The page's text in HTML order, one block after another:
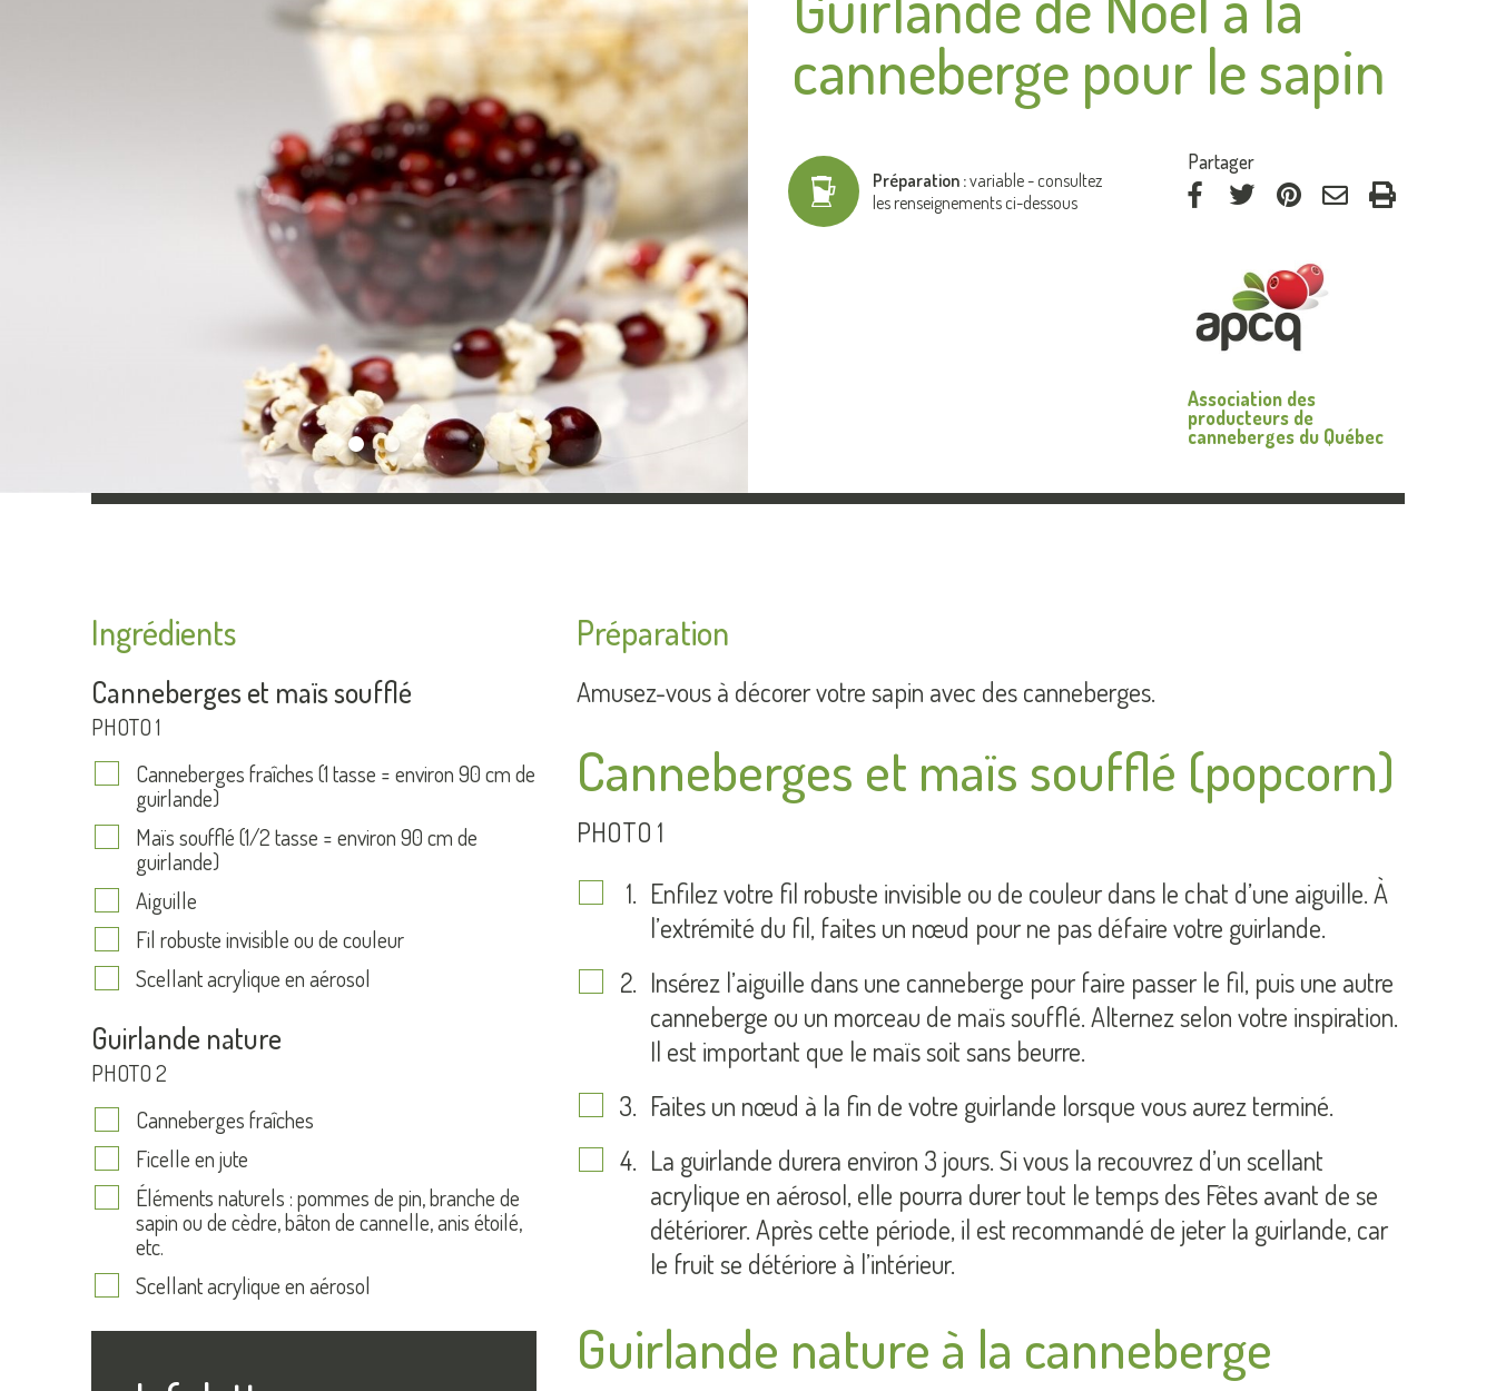
canneberge pour le sapin
Préparation :variable - consultez
les renseignements ci-dessous
Partager:
Association des
producteurs de
canneberges du Québec
Ingrédients
Canneberges et maïs soufflé
PHOTO 1
Canneberges fraîches (1 tasse = environ 90 cm de
guirlande)
Maïs soufflé (1/2 tasse = environ 90 cm de
guirlande)
Aiguille
Fil robuste invisible ou de couleur
Scellant acrylique en aérosol
Guirlande nature
PHOTO 2
Canneberges fraîches
Ficelle en jute
Éléments naturels : pommes de pin, branche de
sapin ou de cèdre, bâton de cannelle, anis étoilé,
etc.
Scellant acrylique en aérosol
Préparation
Amusez-vous à décorer votre sapin avec des canneberges.
Canneberges et maïs soufflé (popcorn)
PHOTO 1
Enfilez votre fil robuste invisible ou de couleur dans le chat d’une aiguille. À
l’extrémité du fil, faites un nœud pour ne pas défaire votre guirlande.
Insérez l’aiguille dans une canneberge pour faire passer le fil, puis une autre
canneberge ou un morceau de maïs soufflé. Alternez selon votre inspiration.
Il est important que le maïs soit sans beurre.
Faites un nœud à la fin de votre guirlande lorsque vous aurez terminé.
La guirlande durera environ 3 jours. Si vous la recouvrez d’un scellant
acrylique en aérosol, elle pourra durer tout le temps des Fêtes avant de se
détériorer. Après cette période, il est recommandé de jeter la guirlande, car
le fruit se détériore à l’intérieur.
Guirlande nature à la canneberge